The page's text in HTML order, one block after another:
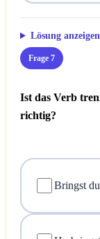
Lösung anzeigen
Frage 7
Ist das Verb
richtig?
Bringst